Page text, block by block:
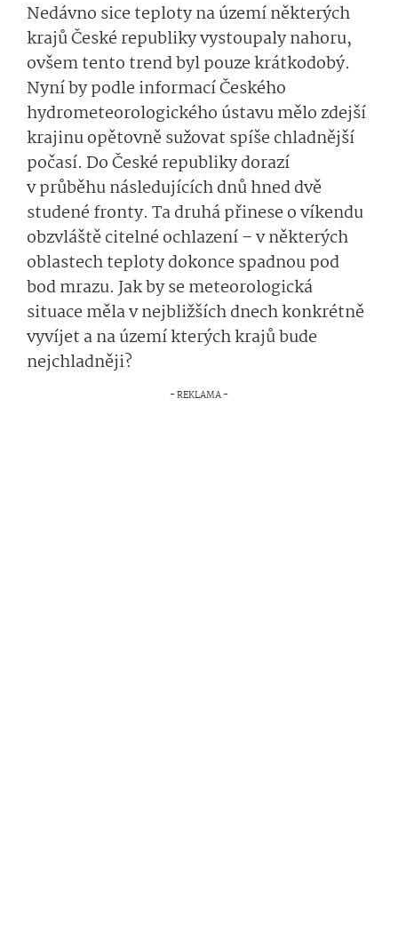
Nedávno sice teploty na území některých
krajů České republiky vystoupaly nahoru,
ovšem tento trend byl pouze krátkodobý.
Nyní by podle informací Českého
hydrometeorolo­gického ústavu mělo zdejší
krajinu opětovně sužovat spíše chladnější
počasí. Do České republiky dorazí
v průběhu následujících dnů hned dvě
studené fronty. Ta druhá přinese o víkendu
obzvláště citelné ochlazení – v některých
oblastech teploty dokonce spadnou pod
bod mrazu. Jak by se meteorologická
situace měla v nejbližších dnech konkrétně
vyvíjet a na území kterých krajů bude
nejchladněji?